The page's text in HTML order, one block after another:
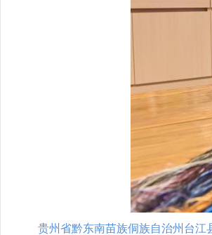
贵州省黔东南苗族侗族自治州台江